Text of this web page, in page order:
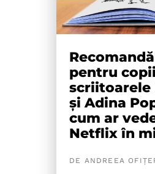
pentru
scriitoarele
și Adina
cum ar
Netflix în
DE ANDREEA